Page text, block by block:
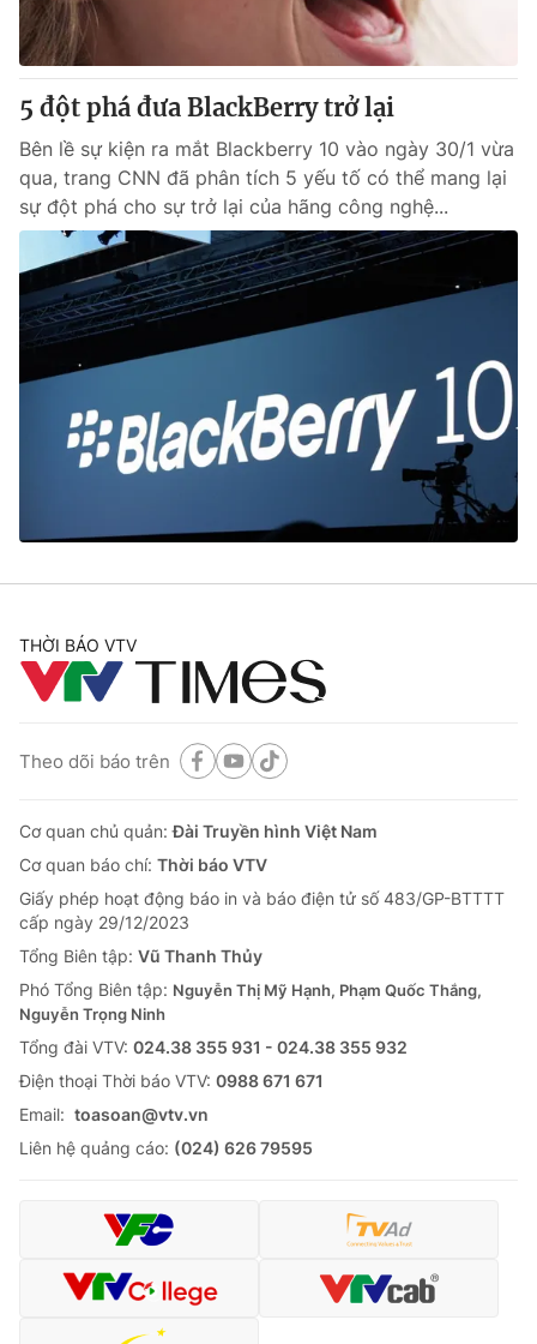
5 đột phá đưa BlackBerry trở lại
Bên lề sự kiện ra mắt Blackberry 10 vào ngày 30/1 vừa
qua, trang CNN đã phân tích 5 yếu tố có thể mang lại
sự đột phá cho sự trở lại của hãng công nghệ...
THỜI BÁO VTV
Theo dõi báo trên
Cơ quan chủ quản:Đài Truyền hình Việt Nam
Cơ quan báo chí: Thời báo VTV
Giấy phép hoạt động báo in và báo điện tử số 483/GP-BTTTT
cấp ngày 29/12/2023
Tổng Biên tập: Vũ Thanh Thủy
Phó Tổng Biên tập: Nguyễn Thị Mỹ Hạnh, Phạm Quốc Thắng,
Nguyễn Trọng Ninh
Tổng đài VTV: 024.38 355 931 - 024.38 355 932
Ðiện thoại Thời báo VTV: 0988 671 671
Email: toasoan@vtv.vn
Liên hệ quảng cáo: (024) 626 79595